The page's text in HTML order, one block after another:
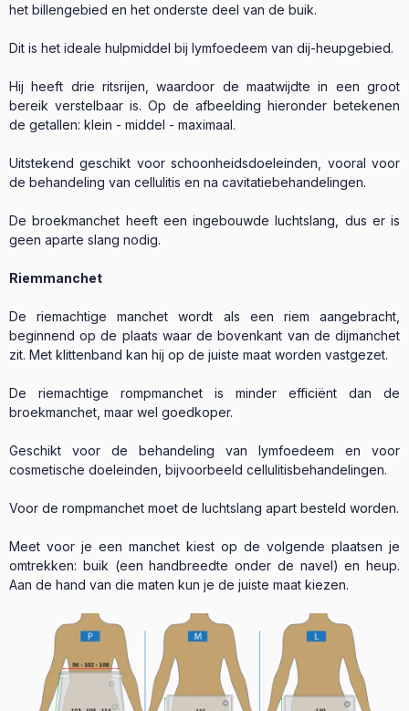
het billengebied en het onderste deel van de buik.
Dit is het ideale hulpmiddel bij lymfoedeem van dij-heupgebied.
Hij heeft drie ritsrijen, waardoor de maatwijdte in een groot
bereik verstelbaar is. Op de afbeelding hieronder betekenen
de getallen: klein - middel - maximaal.
Uitstekend geschikt voor schoonheidsdoeleinden, vooral voor
de behandeling van cellulitis en na cavitatiebehandelingen.
De broekmanchet heeft een ingebouwde luchtslang, dus er is
geen aparte slang nodig.
Riemmanchet
De riemachtige manchet wordt als een riem aangebracht,
beginnend op de plaats waar de bovenkant van de dijmanchet
zit. Met klittenband kan hij op de juiste maat worden vastgezet.
De riemachtige rompmanchet is minder efficiënt dan de
broekmanchet, maar wel goedkoper.
Geschikt voor de behandeling van lymfoedeem en voor
cosmetische doeleinden, bijvoorbeeld cellulitisbehandelingen.
Voor de rompmanchet moet de luchtslang apart besteld worden.
Meet voor je een manchet kiest op de volgende plaatsen je
omtrekken: buik (een handbreedte onder de navel) en heup.
Aan de hand van die maten kun je de juiste maat kiezen.